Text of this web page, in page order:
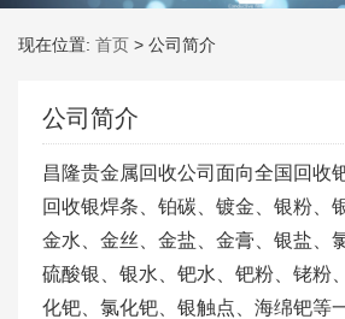
现在位置: 首页 > 公司简介
公司简介
昌隆贵金属回收公司面向全国回收
回收银焊条、铂碳、镀金、银粉、
金水、金丝、金盐、金膏、银盐、
硫酸银、银水、钯水、钯粉、铑粉
化钯、氯化钯、银触点、海绵钯等